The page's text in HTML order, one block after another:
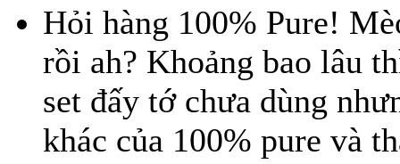
Hỏi hàng 100% Pure!
rồi ah? Khoảng bao lâu
set đấy tớ chưa dùng
khác của 100% pure và